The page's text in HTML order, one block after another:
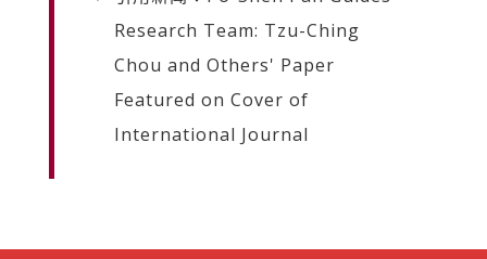
Research Team: Tzu-Ching
Chou and Others' Paper
Featured on Cover of
International Journal